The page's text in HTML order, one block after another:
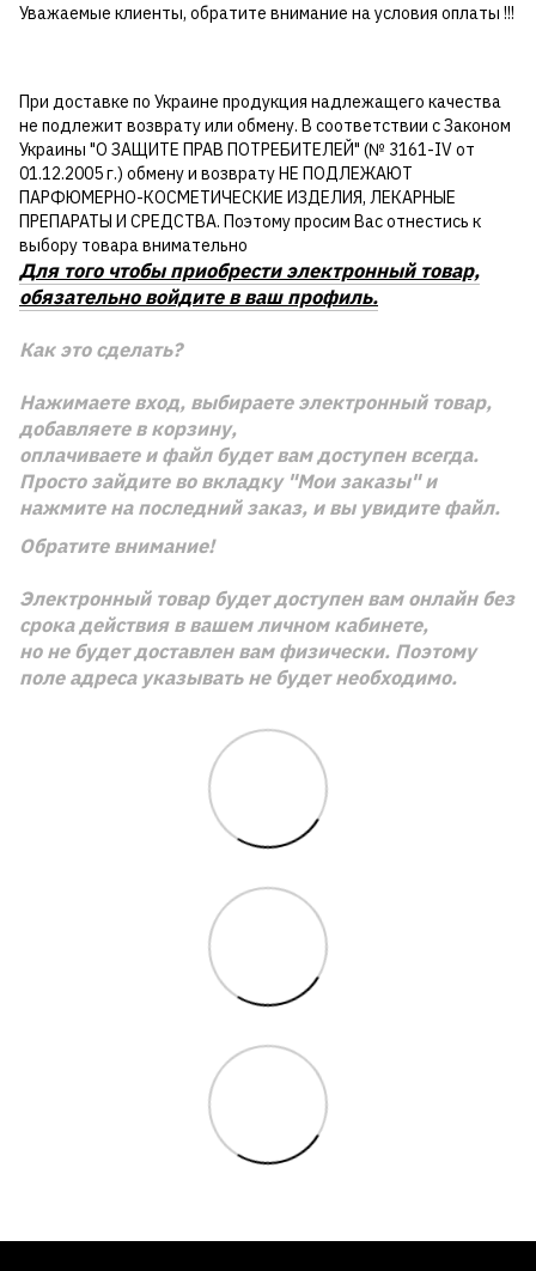
Уважаемые клиенты, обратите внимание на условия оплаты !!!
При доставке по Украине продукция надлежащего качества
не подлежит возврату или обмену. В соответствии с Законом
Украины "О ЗАЩИТЕ ПРАВ ПОТРЕБИТЕЛЕЙ" (№ 3161-IV от
01.12.2005 г.) обмену и возврату НЕ ПОДЛЕЖАЮТ
ПАРФЮМЕРНО-КОСМЕТИЧЕСКИЕ ИЗДЕЛИЯ, ЛЕКАРНЫЕ
ПРЕПАРАТЫ И СРЕДСТВА. Поэтому просим Вас отнестись к
выбору товара внимательно
Для того чтобы приобрести электронный товар,
обязательно войдите в ваш профиль.
Как это сделать?
Нажимаете вход, выбираете электронный товар,
добавляете в корзину,
оплачиваете и файл будет вам доступен всегда.
Просто зайдите во вкладку "Мои заказы" и
нажмите на последний заказ, и вы увидите файл.
Обратите внимание!
Электронный товар будет доступен вам онлайн без
срока действия в вашем личном кабинете,
но не будет доставлен вам физически. Поэтому
поле адреса указывать не будет необходимо.